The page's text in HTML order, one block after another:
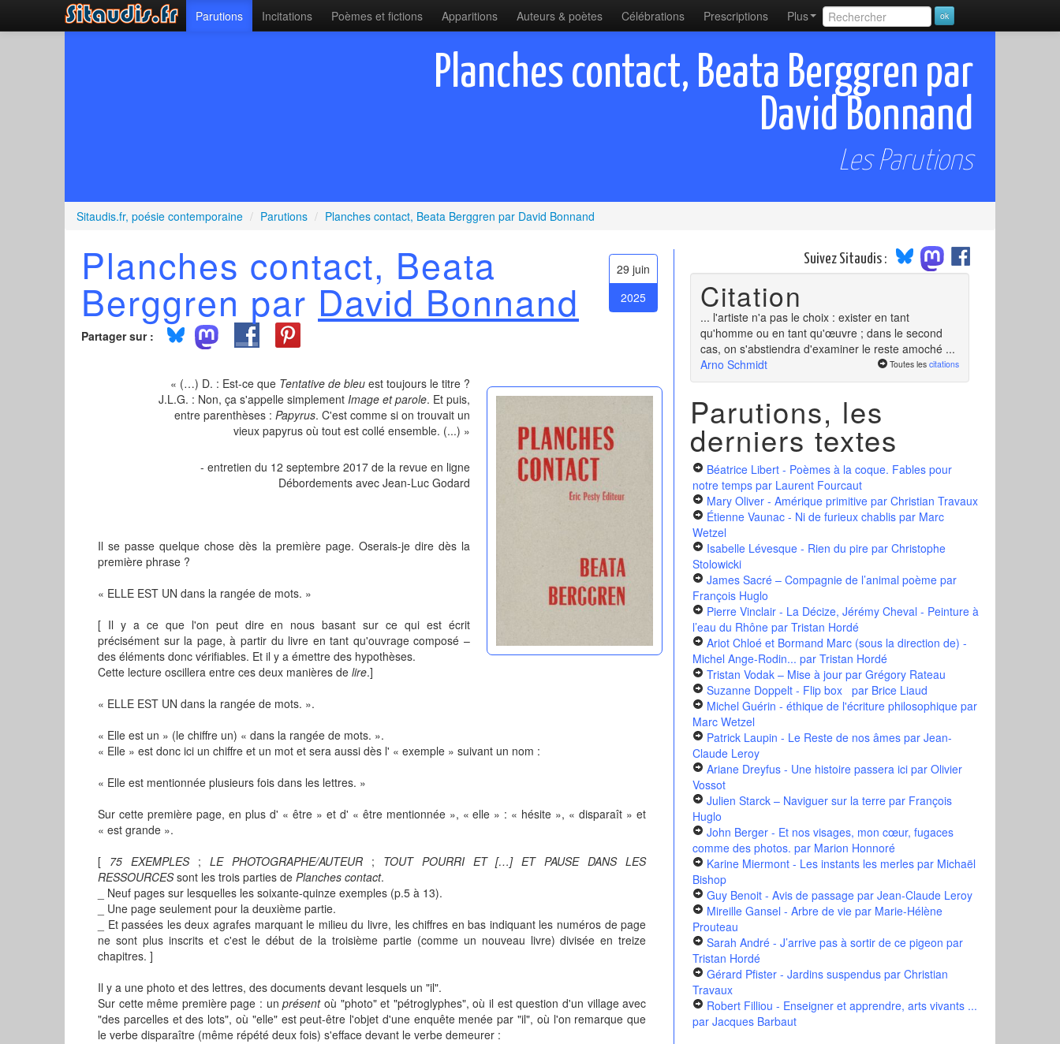
Parutions Incitations Poèmes et fictions Apparitions Auteurs & poètes Célébrations Prescriptions Plus
Planches contact, Beata Berggren par
David Bonnand
Les Parutions
Sitaudis.fr, poésie contemporaine / Parutions / Planches contact, Beata Berggren par David Bonnand
29 juin
2025
Planches contact, Beata
Berggren par David Bonnand
Partager sur :
« (…) D. : Est-ce que Tentative de bleu est toujours le titre ?
J.L.G. : Non, ça s'appelle simplement Image et parole. Et puis,
entre parenthèses :Papyrus. C'est comme si on trouvait un
vieux papyrus où tout est collé ensemble. (...) »
- entretien du 12 septembre 2017 de la revue en ligne
Débordements avec Jean-Luc Godard
Il se passe quelque chose dès la première page. Oserais-je dire dès la
première phrase ?
« ELLE EST UN dans la rangée de mots. »
[ Il y a ce que l'on peut dire en nous basant sur ce qui est écrit
précisément sur la page, à partir du livre en tant qu'ouvrage composé –
des éléments donc vérifiables. Et il y a émettre des hypothèses.
Cette lecture oscillera entre ces deux manières de lire.]
« ELLE EST UN dans la rangée de mots. ».
« Elle est un » (le chiffre un) « dans la rangée de mots. ».
« Elle » est donc ici un chiffre et un mot et sera aussi dès l' « exemple » suivant un nom :
« Elle est mentionnée plusieurs fois dans les lettres. »
Sur cette première page, en plus d' « être » et d' « être mentionnée », « elle » : « hésite », « disparaît » et
« est grande ».
[ 75 EXEMPLES ; LE PHOTOGRAPHE/AUTEUR; TOUT POURRI ET […] ET PAUSE DANS LES
RESSOURCESsont les trois parties de Planches contact.
_ Neuf pages sur lesquelles les soixante-quinze exemples (p.5 à 13).
_ Une page seulement pour la deuxième partie.
_ Et passées les deux agrafes marquant le milieu du livre, les chiffres en bas indiquant les numéros de page
ne sont plus inscrits et c'est le début de la troisième partie (comme un nouveau livre) divisée en treize
chapitres. ]
Il y a une photo et des lettres, des documents devant lesquels un "il".
Sur cette même première page : unprésent où "photo" et "pétroglyphes", où il est question d'un village avec
"des parcelles et des lots", où "elle" est peut-être l'objet d'une enquête menée par "il", où l'on remarque que
le verbe disparaître (même répété deux fois) s'efface devant le verbe demeurer :
Suivez Sitaudis :
Citation
... l'artiste n'a pas le choix : exister en tant
qu'homme ou en tant qu'œuvre ; dans le second
cas, on s'abstiendra d'examiner le reste amoché ...
Arno Schmidt
Toutes les citations
Parutions, les
derniers textes
Béatrice Libert - Poèmes à la coque. Fables pour
notre tempspar Laurent Fourcaut
Mary Oliver - Amérique primitivepar Christian Travaux
Étienne Vaunac - Ni de furieux chablispar Marc
Wetzel
Isabelle Lévesque - Rien du pirepar Christophe
Stolowicki
James Sacré – Compagnie de l’animal poèmepar
François Huglo
Pierre Vinclair - La Décize, Jérémy Cheval - Peinture à
l’eau du Rhônepar Tristan Hordé
Ariot Chloé et Bormand Marc (sous la direction de) -
Michel Ange-Rodin... par Tristan Hordé
Tristan Vodak – Mise à jourpar Grégory Rateau
Suzanne Doppelt - Flip box par Brice Liaud
Michel Guérin - éthique de l'écriture philosophiquepar
Marc Wetzel
Patrick Laupin - Le Reste de nos âmespar Jean-
Claude Leroy
Ariane Dreyfus - Une histoire passera icipar Olivier
Vossot
Julien Starck – Naviguer sur la terrepar François
Huglo
John Berger - Et nos visages, mon cœur, fugaces
comme des photos. par Marion Honnoré
Karine Miermont - Les instants les merlespar Michaël
Bishop
Guy Benoit - Avis de passagepar Jean-Claude Leroy
Mireille Gansel - Arbre de viepar Marie-Hélène
Prouteau
Sarah André - J’arrive pas à sortir de ce pigeon par
Tristan Hordé
Gérard Pfister - Jardins suspenduspar Christian
Travaux
Robert Filliou - Enseigner et apprendre, arts vivants ...
par Jacques Barbaut